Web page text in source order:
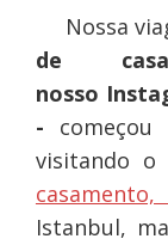
Nossa
de
nosso
-
visitando o
casamento,
Istanbul,